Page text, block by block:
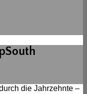
die Jahrzehnte –